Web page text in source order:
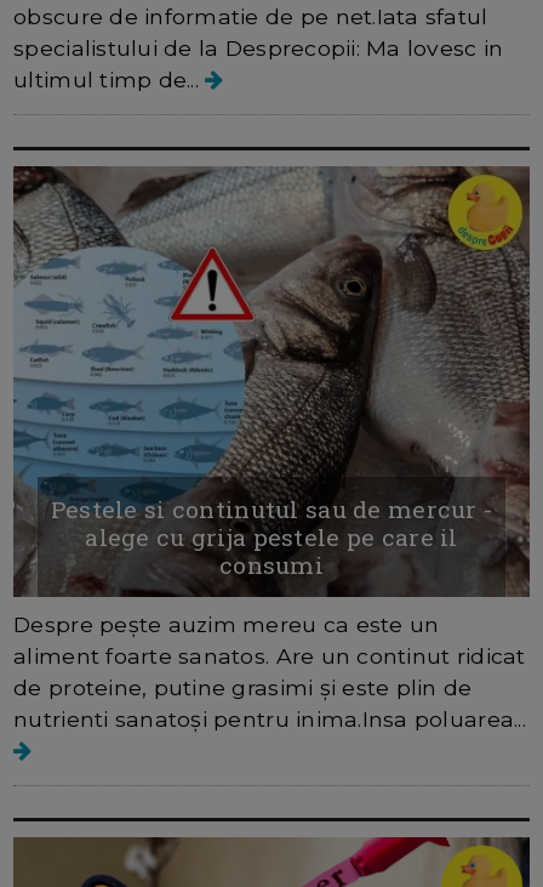
obscure de informatie de pe net.Iata sfatul
specialistului de la Desprecopii: Ma lovesc in
ultimul timp de...
Pestele si continutul sau de mercur -
alege cu grija pestele pe care il
consumi
Despre pește auzim mereu ca este un
aliment foarte sanatos. Are un continut ridicat
de proteine, putine grasimi și este plin de
nutrienti sanatoși pentru inima.Insa poluarea...